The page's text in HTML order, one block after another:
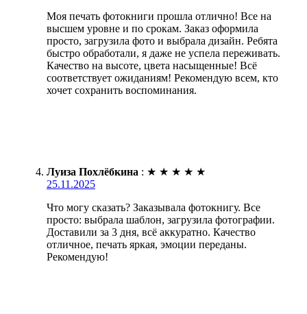
Моя печать фотокниги прошла отлично! Все на
высшем уровне и по срокам. Заказ оформила
просто, загрузила фото и выбрала дизайн. Ребята
быстро обработали, я даже не успела переживать.
Качество на высоте, цвета насыщенные! Всё
соответствует ожиданиям! Рекомендую всем, кто
хочет сохранить воспоминания.
Луиза Похлёбкина : ★ ★ ★ ★ ★
25.11.2025
Что могу сказать? Заказывала фотокнигу. Все
просто: выбрала шаблон, загрузила фотографии.
Доставили за 3 дня, всё аккуратно. Качество
отличное, печать яркая, эмоции переданы.
Рекомендую!